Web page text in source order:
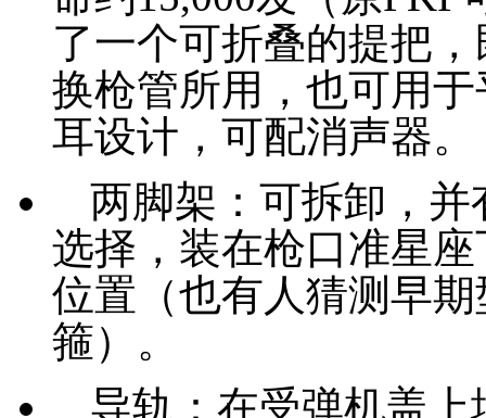
了一个可折叠的提把
换枪管所用，也可用
耳设计，可配消声器。
两脚架：可拆卸，
选择，装在枪口准星
位置（也有人猜测早
箍）。
导轨：在受弹机盖